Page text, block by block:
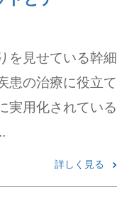
を見せている幹細
患の治療に役立て
実用化されている
詳しく見る